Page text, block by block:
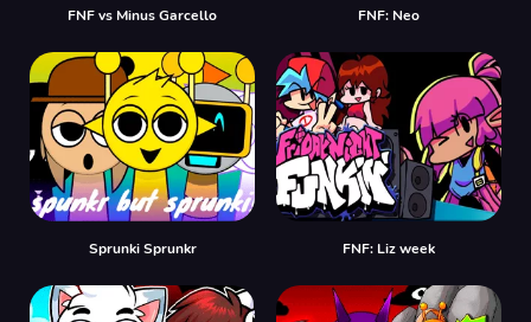
FNF vs Minus Garcello FNF: Neo
Sprunki Sprunkr FNF: Liz week